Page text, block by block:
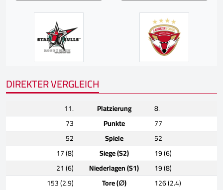
DIREKTER VERGLEICH
11. Platzierung
8.
73
Punkte
77
52
Spiele
52
17 (8)
Siege (S2)
19 (6)
21 (6)
Niederlagen (S1)
19 (8)
153 (2.9)
Tore (∅)
126 (2.4)